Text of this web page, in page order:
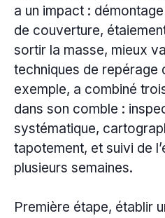
a un impact :
de couverture,
sortir la masse, mieux
techniques de repérage
exemple, a combiné
dans son comble :
systématique,
tapotement, et suivi de
plusieurs semaines.
Première étape, établir